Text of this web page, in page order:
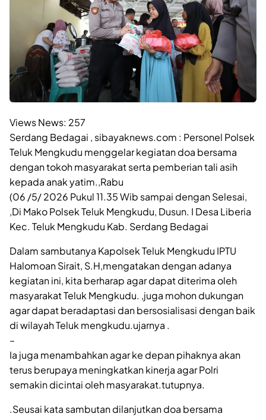
Views News: 257
Serdang Bedagai , sibayaknews.com : Personel Polsek
Teluk Mengkudu menggelar kegiatan doa bersama
dengan tokoh masyarakat serta pemberian tali asih
kepada anak yatim.,Rabu
(06 /5/ 2026 Pukul 11.35 Wib sampai dengan Selesai,
,Di Mako Polsek Teluk Mengkudu, Dusun. I Desa Liberia
Kec. Teluk Mengkudu Kab. Serdang Bedagai
Dalam sambutanya Kapolsek Teluk Mengkudu IPTU
Halomoan Sirait, S.H,mengatakan dengan adanya
kegiatan ini, kita berharap agar dapat diterima oleh
masyarakat Teluk Mengkudu. ,juga mohon dukungan
agar dapat beradaptasi dan bersosialisasi dengan baik
di wilayah Teluk mengkudu.ujarnya .
–
Ia juga menambahkan agar ke depan pihaknya akan
terus berupaya meningkatkan kinerja agar Polri
semakin dicintai oleh masyarakat.tutupnya.
.Seusai kata sambutan dilanjutkan doa bersama